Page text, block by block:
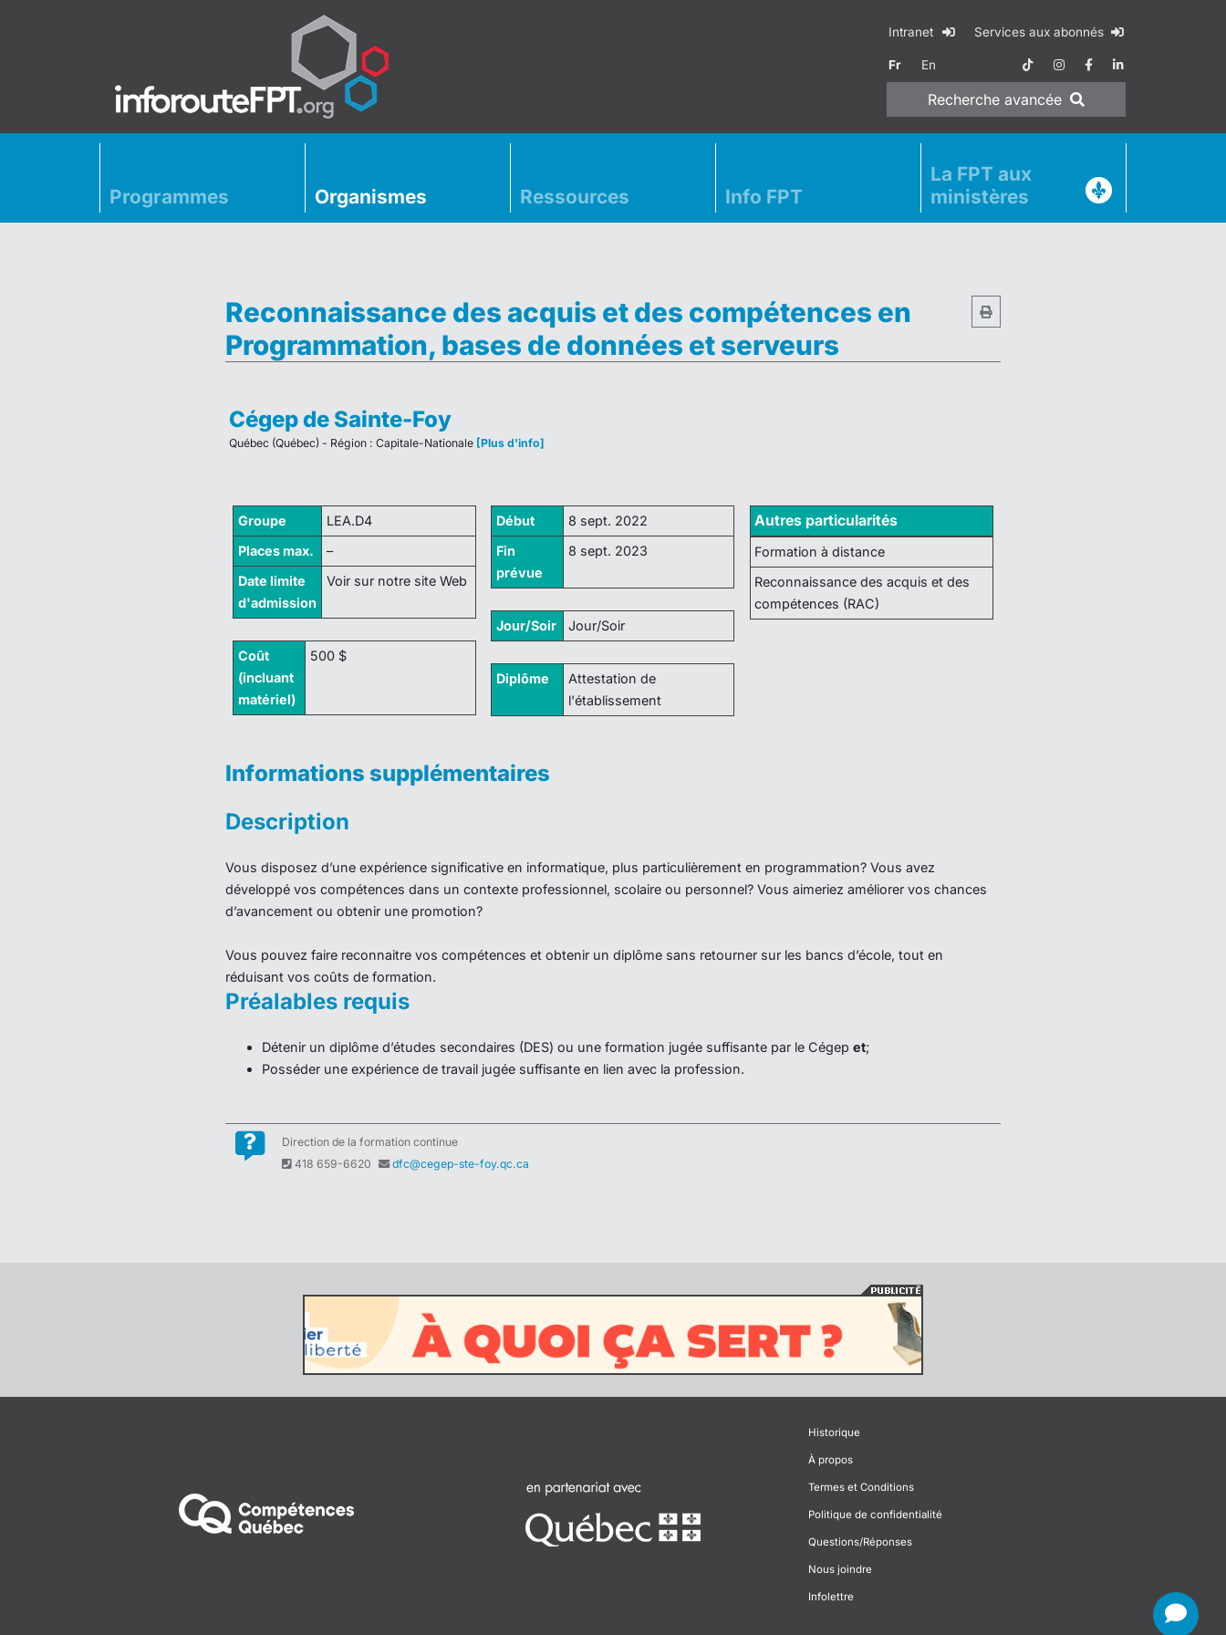
Intranet Services aux abonnés
Fr En
Recherche avancée
Programmes Organismes Ressources Info FPT
La FPT aux
ministères
Reconnaissance des acquis et des compétences en
Programmation, bases de données et serveurs
Cégep de Sainte-Foy
Québec (Québec) - Région : Capitale-Nationale [Plus d'info]
Groupe
LEA.D4
Places max.
–
Date limite
d'admission
Voir sur notre site Web
Coût
(incluant
matériel)
500 $
Début
8 sept. 2022
Fin
prévue
8 sept. 2023
Jour/Soir Jour/Soir
Diplôme
Attestation de
l'établissement
Autres particularités
Formation à distance
Reconnaissance des acquis et des
compétences (RAC)
Informations supplémentaires
Direction de la formation continue
418 659-6620
dfc@cegep-ste-foy.qc.ca
Historique
À propos
Termes et Conditions
Politique de confidentialité
Questions/Réponses
Nous joindre
Infolettre